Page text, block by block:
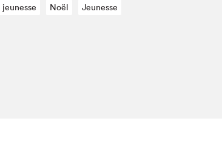
bleu au SLM
Noël Jeunesse